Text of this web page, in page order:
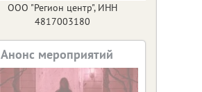
ООО "Регион центр", ИНН
4817003180
Анонс мероприятий